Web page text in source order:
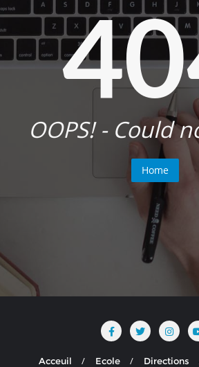
OOPS! - Could
Home
Acceuil Ecole Directions